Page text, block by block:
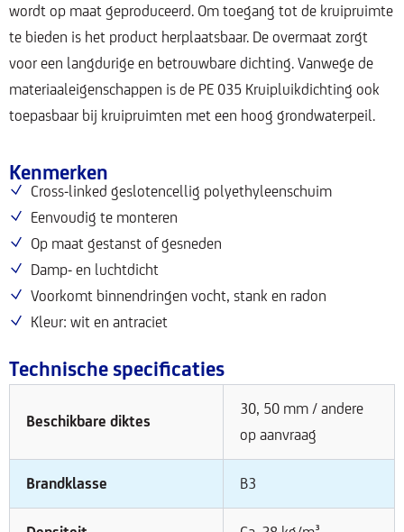
wordt op maat geproduceerd. Om toegang tot de kruipruimte
te bieden is het product herplaatsbaar. De overmaat zorgt
voor een langdurige en betrouwbare dichting. Vanwege de
materiaaleigenschappen is de PE 035 Kruipluikdichting ook
toepasbaar bij kruipruimten met een hoog grondwaterpeil.
Kenmerken
Cross-linked geslotencellig polyethyleenschuim
Eenvoudig te monteren
Op maat gestanst of gesneden
Damp- en luchtdicht
Voorkomt binnendringen vocht, stank en radon
Kleur: wit en antraciet
Technische specificaties
Beschikbare diktes
30, 50 mm / andere
op aanvraag
Brandklasse B3